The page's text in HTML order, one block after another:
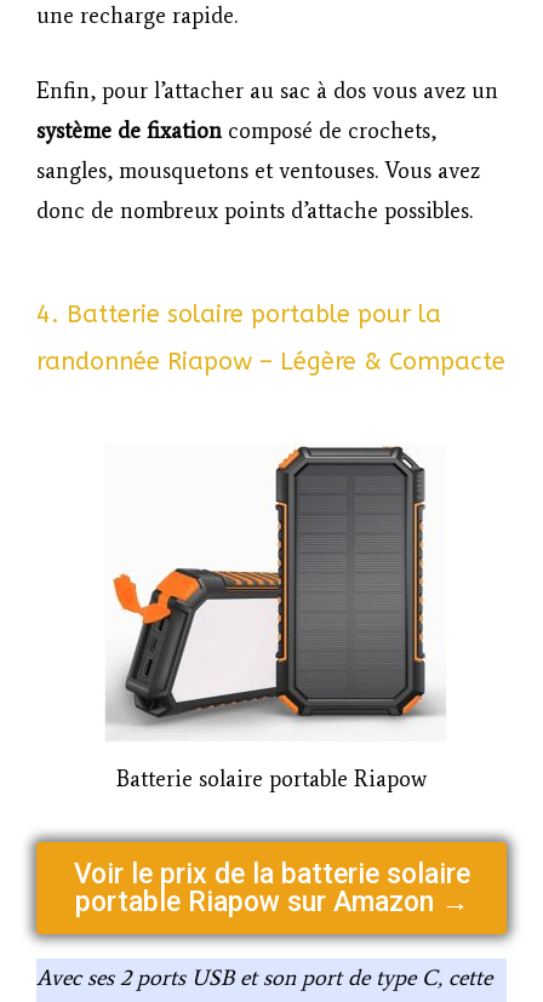
une recharge rapide.
Enfin, pour l’attacher au sac à dos vous avez un
système de fixation composé de crochets,
sangles, mousquetons et ventouses. Vous avez
donc de nombreux points d’attache possibles.
4. Batterie solaire portable pour la
randonnée Riapow – Légère & Compacte
Batterie solaire portable Riapow
Voir le prix de la batterie solaire
portable Riapow sur Amazon →
Avec ses 2 ports USB et son port de type C, cette